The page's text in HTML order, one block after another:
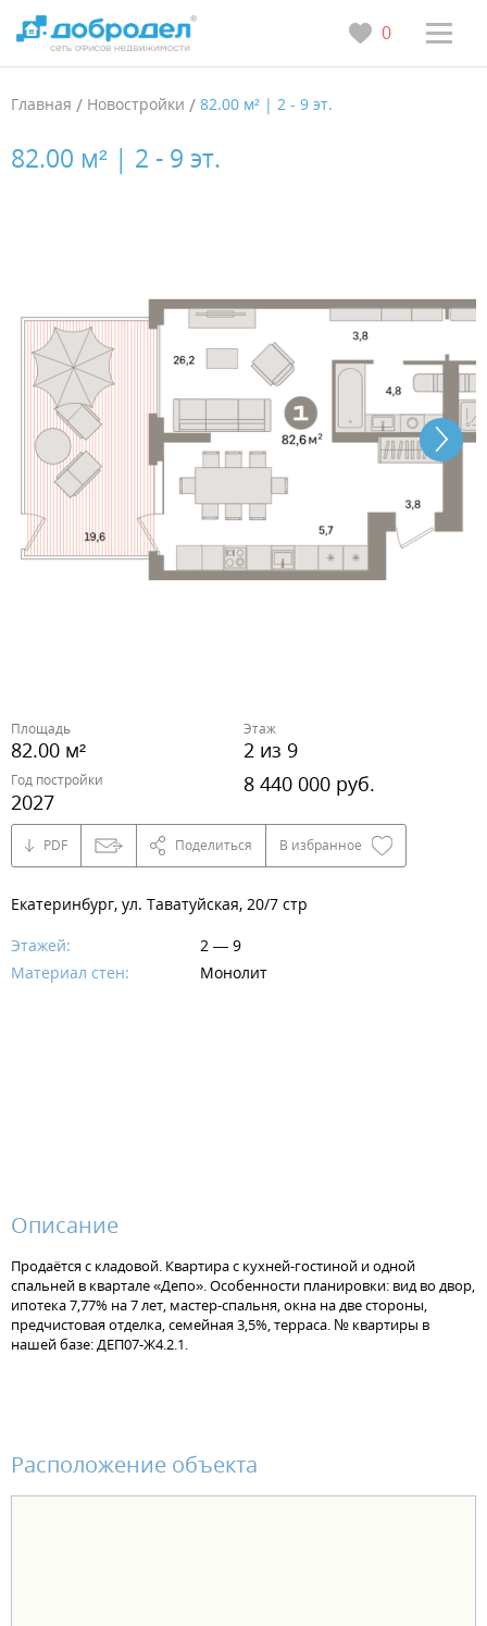
0
Главная / Новостройки / 82.00 м² | 2 - 9 эт.
82.00 м² | 2 - 9 эт.
Площадь
82.00 м²
Этаж
2 из 9
Год постройки
2027
8 440 000 руб.
PDF Поделиться В избранное
Екатеринбург, ул. Таватуйская, 20/7 стр
Этажей:
2 — 9
Материал стен:
Монолит
Описание
Продаётся с кладовой. Квартира с кухней-гостиной и одной
спальней в квартале «Депо». Особенности планировки: вид во двор,
ипотека 7,77% на 7 лет, мастер-спальня, окна на две стороны,
предчистовая отделка, семейная 3,5%, терраса. № квартиры в
нашей базе: ДЕП07-Ж4.2.1.
Расположение объекта